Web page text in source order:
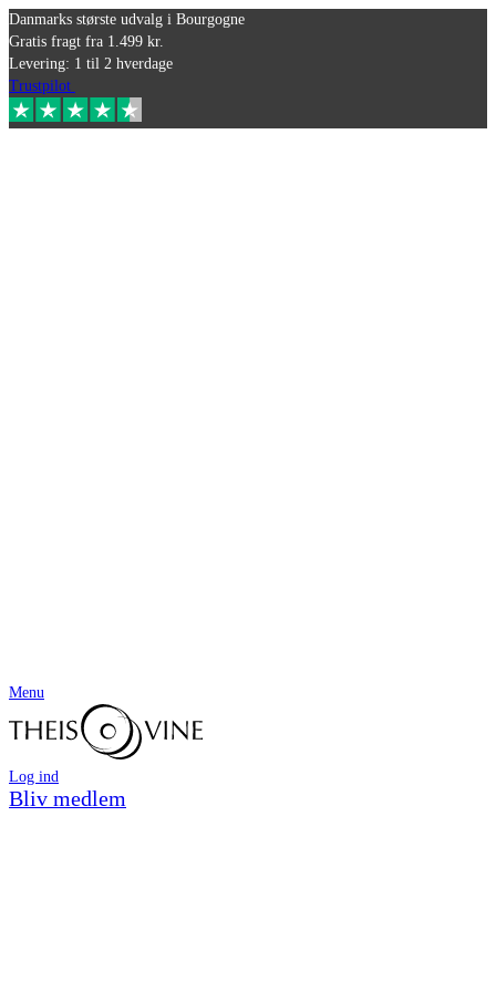
Danmarks største udvalg i Bourgogne
Gratis fragt fra 1.499 kr.
Levering: 1 til 2 hverdage
Trustpilot
Menu
Log ind
Bliv medlem